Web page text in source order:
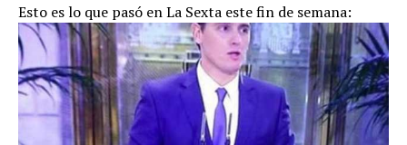
Esto es lo que pasó en La Sexta este fin de semana: